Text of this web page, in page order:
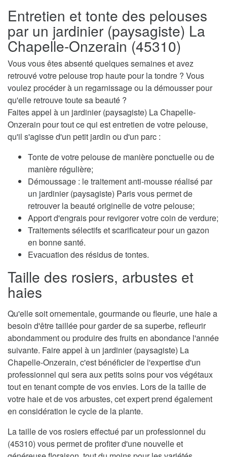
Entretien et tonte des pelouses
par un jardinier (paysagiste) La
Chapelle-Onzerain (45310)
Vous vous êtes absenté quelques semaines et avez
retrouvé votre pelouse trop haute pour la tondre ? Vous
voulez procéder à un regarnissage ou la démousser pour
qu'elle retrouve toute sa beauté ?
Faites appel à un jardinier (paysagiste) La Chapelle-
Onzerain pour tout ce qui est entretien de votre pelouse,
qu'il s'agisse d'un petit jardin ou d'un parc :
Tonte de votre pelouse de manière ponctuelle ou de
manière régulière;
Démoussage : le traitement anti-mousse réalisé par
un jardinier (paysagiste) Paris vous permet de
retrouver la beauté originelle de votre pelouse;
Apport d'engrais pour revigorer votre coin de verdure;
Traitements sélectifs et scarificateur pour un gazon
en bonne santé.
Evacuation des résidus de tontes.
Taille des rosiers, arbustes et
haies
Qu'elle soit ornementale, gourmande ou fleurie, une haie a
besoin d'être taillée pour garder de sa superbe, refleurir
abondamment ou produire des fruits en abondance l'année
suivante. Faire appel à un jardinier (paysagiste) La
Chapelle-Onzerain, c'est bénéficier de l'expertise d'un
professionnel qui sera aux petits soins pour vos végétaux
tout en tenant compte de vos envies. Lors de la taille de
votre haie et de vos arbustes, cet expert prend également
en considération le cycle de la plante.
La taille de vos rosiers effectué par un professionnel du
(45310) vous permet de profiter d'une nouvelle et